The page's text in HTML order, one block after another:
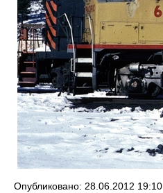
Опубликовано: 28.06.2012 19:10